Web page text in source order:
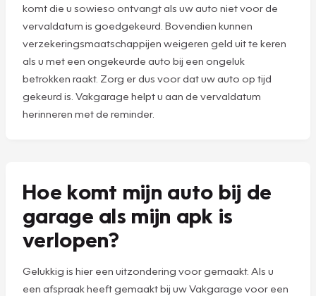
komt die u sowieso ontvangt als uw auto niet voor de
vervaldatum is goedgekeurd. Bovendien kunnen
verzekeringsmaatschappijen weigeren geld uit te keren
als u met een ongekeurde auto bij een ongeluk
betrokken raakt. Zorg er dus voor dat uw auto op tijd
gekeurd is. Vakgarage helpt u aan de vervaldatum
herinneren met de reminder.
Hoe komt mijn auto bij de
garage als mijn apk is
verlopen?
Gelukkig is hier een uitzondering voor gemaakt. Als u
een afspraak heeft gemaakt bij uw Vakgarage voor een